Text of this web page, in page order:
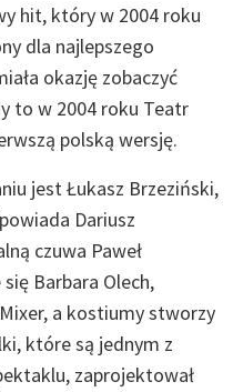
hit, który w 2004 roku
dla najlepszego
okazję zobaczyć
to w 2004 roku Teatr
polską wersję.
jest Łukasz Brzeziński,
Dariusz
czuwa Paweł
Barbara Olech,
a kostiumy stworzy
które są jednym z
zaprojektował